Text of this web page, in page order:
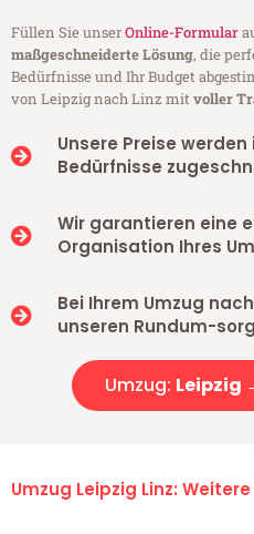
Füllen Sie unserOnline-Formular
maßgeschneiderte Lösung, die
Bedürfnisse und Ihr Budget
von Leipzig nach Linz mitvoller
Unsere Preise
Bedürfnisse
Wir garantieren eine
Organisation Ihres
Bei Ihrem Umzug
unseren Rundum-
Umzug: Leipzig
Umzug Leipzig Linz: